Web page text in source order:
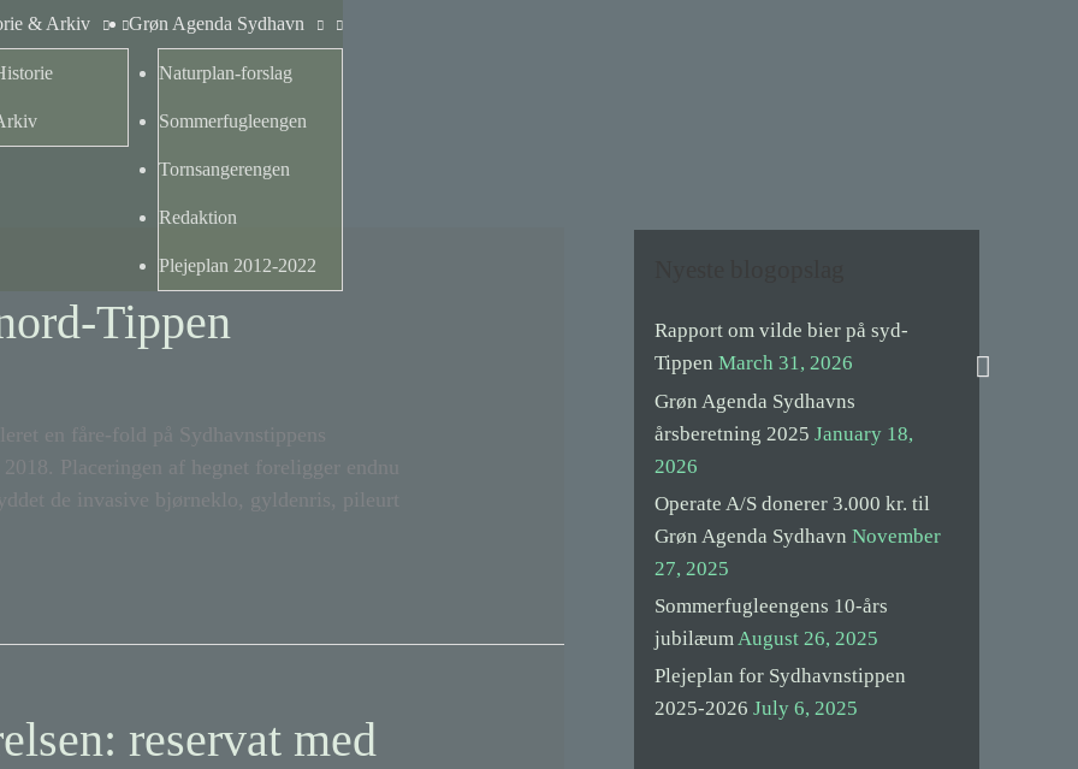
& Arkiv Grøn Agenda Sydhavn
Naturplan-forslag
Sommerfugleengen
Tornsangerengen
Redaktion
Plejeplan 2012-2022
Search
Tippen
en fåre-fold på Sydhavnstippens
Placeringen af hegnet foreligger endnu
de invasive bjørneklo, gyldenris, pileurt
reservat med
Rapport om vilde bier på syd-
Tippen March 31, 2026
Grøn Agenda Sydhavns
årsberetning 2025 January 18,
2026
Operate A/S donerer 3.000 kr. til
Grøn Agenda Sydhavn November
27, 2025
Sommerfugleengens 10-års
jubilæumAugust 26, 2025
Plejeplan for Sydhavnstippen
2025-2026 July 6, 2025